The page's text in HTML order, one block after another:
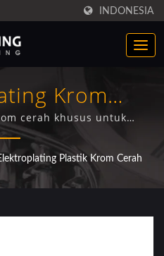
INDONESIA
Krom
Penutup
cerah khusus untuk
teknologi
yang canggih dengan
ISO/IEC 17025.
Plastik Krom Cerah